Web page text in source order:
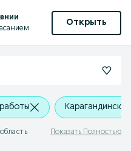
Открыть
Показать Полностью